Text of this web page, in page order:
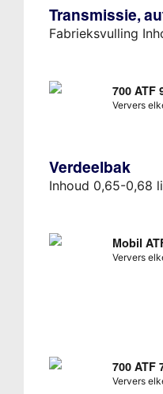
Transmissie,
Fabrieksvulling
700 ATF
Ververs
Verdeelbak
Inhoud 0,65-0,68
Mobil
Ververs
700 ATF
Ververs